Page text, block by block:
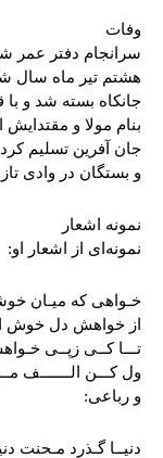
وفات
سرانجام دفتر عمر
هشتم تیر ماه سال
جانکاه بسته شد و با
بنام مولا و
جان آفرین تسلیم
و بستگان در وادی
نمونه اشعار
نمونه‌ای از اشعار او:
خـواهی که میـان
از خواهش دل خوش
تـــا کــی زپــی
ول کـــن الـــــــف
و رباعی:
دنیــا گـذرد مـحنت